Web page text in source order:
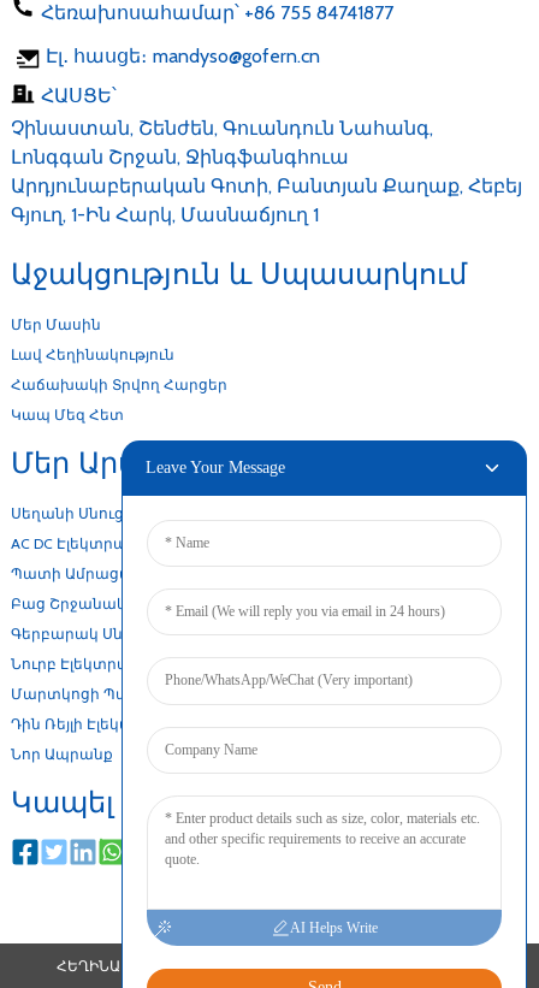
Հեռախոսահամար՝ +86 755 84741877
Էլ․ հասցե։ mandyso@gofern.cn
ՀԱՍՑԵ՝
Չինաստան, Շենժեն, Գուանդուն Նահանգ,
Լոնգգան Շրջան, Ջինգֆանգհուա
Արդյունաբերական Գոտի, Բանտյան Քաղաք, Հեբեյ
Գյուղ, 1-Ին Հարկ, Մասնաճյուղ 1
Աջակցություն ԵՒ Սպասարկում
Մեր Մասին
Լավ Հեղինակություն
Հաճախակի Տրվող Հարցեր
Կապ Մեզ Հետ
Մեր Արտադրանքը
Սեղանի Սնուցման Ադապտեր
AC DC Էլեկտրամատակարարում
Պատի Ամրացման Ադապտեր
Բաց Շրջանակի Էլեկտրամատակարարում
Գերբարակ Սնուցման Աղբյուր
Նուրբ Էլեկտրամատակարարում
Մարտկոցի Պահեստային Սնուցման Աղբյուր
Դին Ռեյլի Էլեկտրամատակարարում
Նոր Ապրանք
Կապել
ՀԵՂԻՆԱԿԱՅԻՆ ԻՐԱՎՈՒՆՔ © 2024 ԲՈԼՈՐ ԻՐԱՎՈՒՆՔՆԵՐԸ
Leave Your Message
AI Helps Write